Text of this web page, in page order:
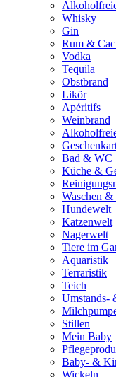
Whisky
Gin
Rum &
Vodka
Tequila
Obstbrand
Likör
Apéritifs
Weinbrand
Bad & WC
Küche &
Waschen
Hundewelt
Katzenwelt
Nagerwelt
Tiere im
Aquaristik
Terraristik
Teich
Umstands-
Stillen
Mein Baby
Baby- &
Wickeln